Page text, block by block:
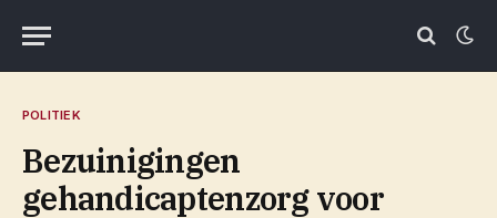
POLITIEK
Bezuinigingen
gehandicaptenzorg voor